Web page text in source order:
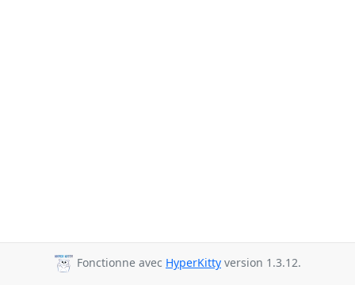
Fonctionne avec HyperKitty version 1.3.12.